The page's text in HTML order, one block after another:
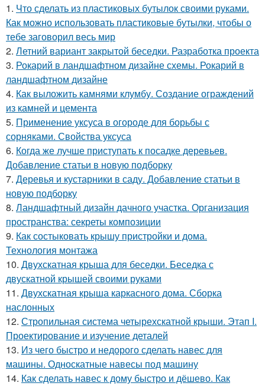
1. Что сделать из пластиковых бутылок своими руками.
Как можно использовать пластиковые бутылки, чтобы о
тебе заговорил весь мир
2. Летний вариант закрытой беседки. Разработка проекта
3. Рокарий в ландшафтном дизайне схемы. Рокарий в
ландшафтном дизайне
4. Как выложить камнями клумбу. Создание ограждений
из камней и цемента
5. Применение уксуса в огороде для борьбы с
сорняками. Свойства уксуса
6. Когда же лучше приступать к посадке деревьев.
Добавление статьи в новую подборку
7. Деревья и кустарники в саду. Добавление статьи в
новую подборку
8. Ландшафтный дизайн дачного участка. Организация
пространства: секреты композиции
9. Как состыковать крышу пристройки и дома.
Технология монтажа
10. Двухскатная крыша для беседки. Беседка с
двускатной крышей своими руками
11. Двухскатная крыша каркасного дома. Сборка
наслонных
12. Стропильная система четырехскатной крыши. Этап I.
Проектирование и изучение деталей
13. Из чего быстро и недорого сделать навес для
машины. Односкатные навесы под машину
14. Как сделать навес к дому быстро и дёшево. Как